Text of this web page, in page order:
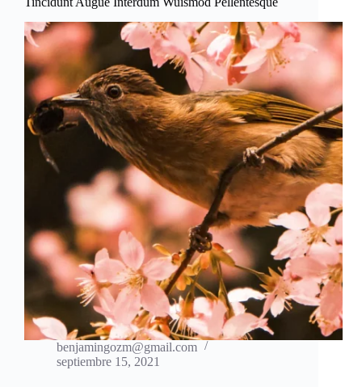
benjamingozm@gmail.com
septiembre 15, 2021